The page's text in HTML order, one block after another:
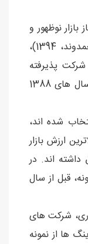
نوظهور و
پس از سه مرحله تعدیل (جعفری و احمدوند، 1394)،
رتبه اعتباری نمونه ای متشکل از 43 شرکت پذیرفته
شده در بورس اوراق بهادار تهران طی سال های 1388
شده اند،
ارزش بازار
داشته اند. در
قبل از سال
شرکت های
ها از نمونه